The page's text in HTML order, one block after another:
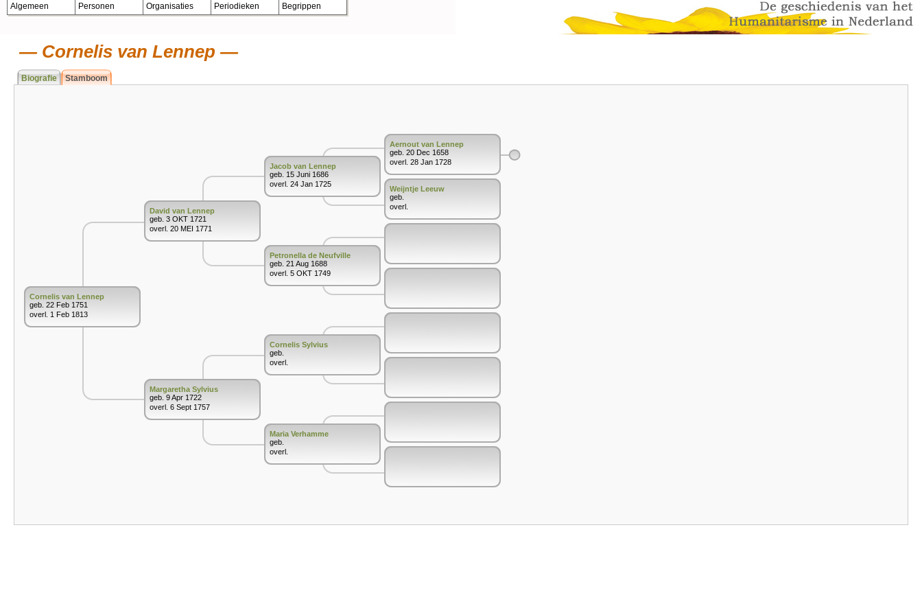
Algemeen Personen Organisaties Periodieken Begrippen
Cornelis van Lennep
Biografie Stamboom
Cornelis van Lennep
geb. 22 Feb 1751
overl. 1 Feb 1813
David van Lennep
geb. 3 OKT 1721
overl. 20 MEI 1771
Margaretha Sylvius
geb. 9 Apr 1722
overl. 6 Sept 1757
Jacob van Lennep
geb. 15 Juni 1686
overl. 24 Jan 1725
Petronella de Neufville
geb. 21 Aug 1688
overl. 5 OKT 1749
Cornelis Sylvius
geb.
overl.
Maria Verhamme
geb.
overl.
Aernout van Lennep
geb. 20 Dec 1658
overl. 28 Jan 1728
Weijntje Leeuw
geb.
overl.